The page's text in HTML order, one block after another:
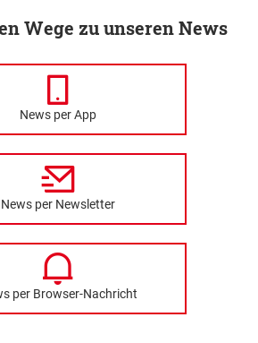
Wege zu unseren News
News per App
News per Newsletter
per Browser-Nachricht